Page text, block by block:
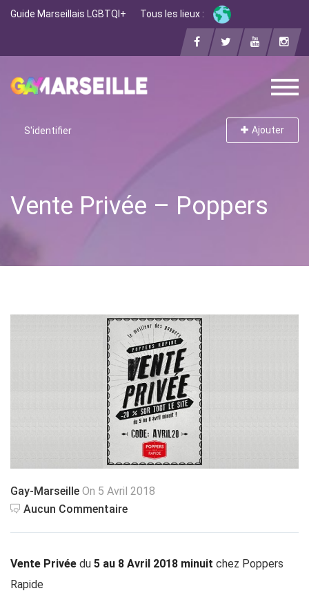
Guide Marseillais LGBTQI+ Tous les lieux :
S'identifier Ajouter
Vente Privée – Poppers
Gay-Marseille On 5 Avril 2018
Aucun Commentaire
Vente Privée du 5 au 8 Avril 2018 minuit chez Poppers
Rapide